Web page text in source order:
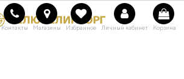
Контакты Магазины Избранное Личный кабинет Корзина